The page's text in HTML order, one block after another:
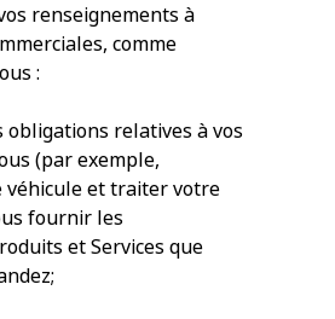
renseignements à
comme
:
relatives à vos
(par exemple,
véhicule et traiter votre
fournir les
et Services que